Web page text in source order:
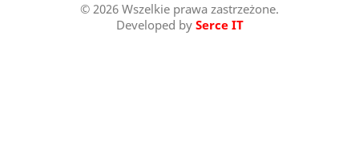
© 2026 Wszelkie prawa zastrzeżone.
Developed by Serce IT